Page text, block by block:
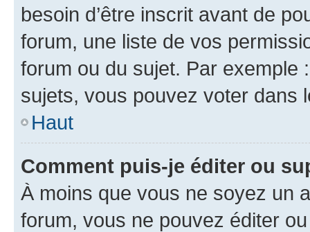
besoin d’être inscrit avant de
forum, une liste de vos
forum ou du sujet. Par exemple
sujets, vous pouvez voter dans
Haut
Comment puis-je éditer ou
À moins que vous ne soyez un
forum, vous ne pouvez éditer